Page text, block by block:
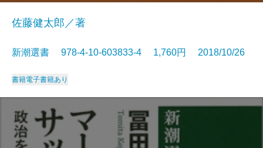
佐藤健太郎／著
新潮選書 978-4-10-603833-4 1,760円 2018/10/26
書籍電子書籍あり